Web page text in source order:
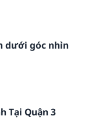
dưới góc nhìn
Tại Quận 3